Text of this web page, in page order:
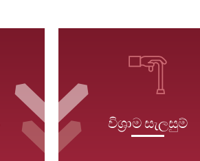
විශ්‍රාම සැලසුම්